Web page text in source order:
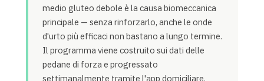
medio gluteo debole è la causa biomeccanica
principale — senza rinforzarlo, anche le onde
d'urto più efficaci non bastano a lungo termine.
Il programma viene costruito sui dati delle
pedane di forza e progressato
settimanalmente tramite l'app domiciliare.